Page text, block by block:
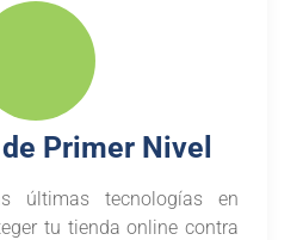
Primer Nivel
últimas tecnologías en
tu tienda online contra